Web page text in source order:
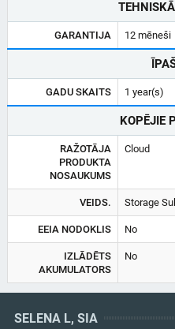
GARANTIJA 12 mēneši
GADU SKAITS 1 year(s)
KOPĒJIE
RAŽOTĀJA
PRODUKTA
NOSAUKUMS
Cloud
VEIDS. Storage
EEIA NODOKLIS No
IZLĀDĒTS
AKUMULATORS
No
SELENA L, SIA